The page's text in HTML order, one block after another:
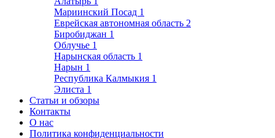
Мариинский Посад 1
Еврейская автономная область 2
Биробиджан 1
Облучье 1
Нарынская область 1
Нарын 1
Республика Калмыкия 1
Элиста 1
Статьи и обзоры
Контакты
О нас
Политика конфиденциальности